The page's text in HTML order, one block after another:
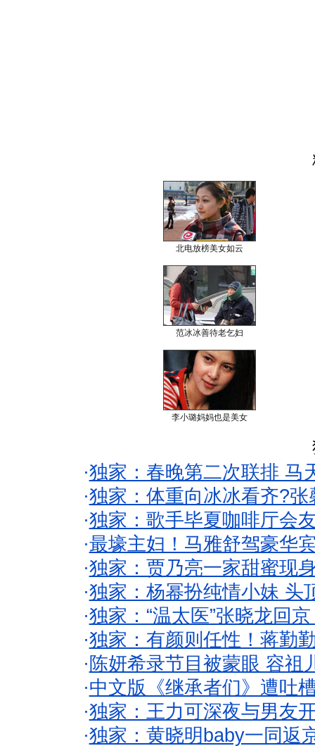
北电放榜美女如云
范冰冰善待老乞妇
李小璐妈妈也是美女
·独家：春晚第二次联排 马
·独家：体重向冰冰看齐?
·独家：歌手毕夏咖啡厅会
·最壕主妇！马雅舒驾豪华
·独家：贾乃亮一家甜蜜现
·独家：杨幂扮纯情小妹 头
·独家：“温太医”张晓龙回
·独家：有颜则任性！蒋勤
· 陈妍希录节目被蒙眼 容祖
·中文版《继承者们》遭吐
·独家：王力可深夜与男友
·独家：黄晓明baby一同返